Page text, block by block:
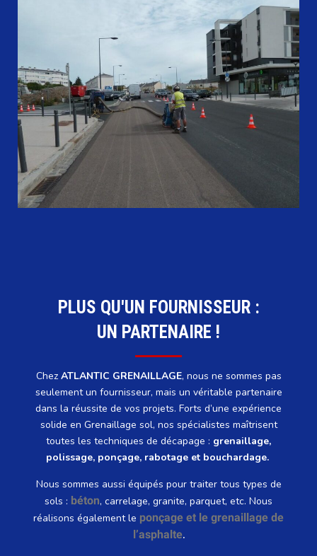
PLUS QU'UN FOURNISSEUR :
UN PARTENAIRE !
Chez ATLANTIC GRENAILLAGE, nous ne sommes pas
seulement un fournisseur, mais un véritable partenaire
dans la réussite de vos projets. Forts d’une expérience
solide en Grenaillage sol, nos spécialistes maîtrisent
toutes les techniques de décapage : grenaillage,
polissage, ponçage, rabotage et bouchardage.
Nous sommes aussi équipés pour traiter tous types de
sols : béton, carrelage, granite, parquet, etc. Nous
réalisons également le ponçage et le grenaillage de
l’asphalte.